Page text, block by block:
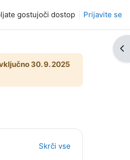
gostujoči dostop Prijavite se
30. 9. 2025
Skrči vse